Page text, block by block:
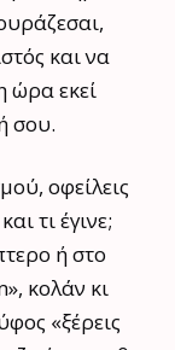
και να
ώρα εκεί
σου.
οφείλεις
τι έγινε;
ή στο
κολάν κι
«ξέρεις